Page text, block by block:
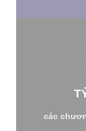
các